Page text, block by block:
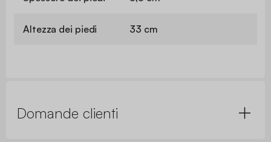
Altezza dei piedi 33 cm
Domande clienti